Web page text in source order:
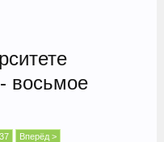
восьмое
37 Вперёд >